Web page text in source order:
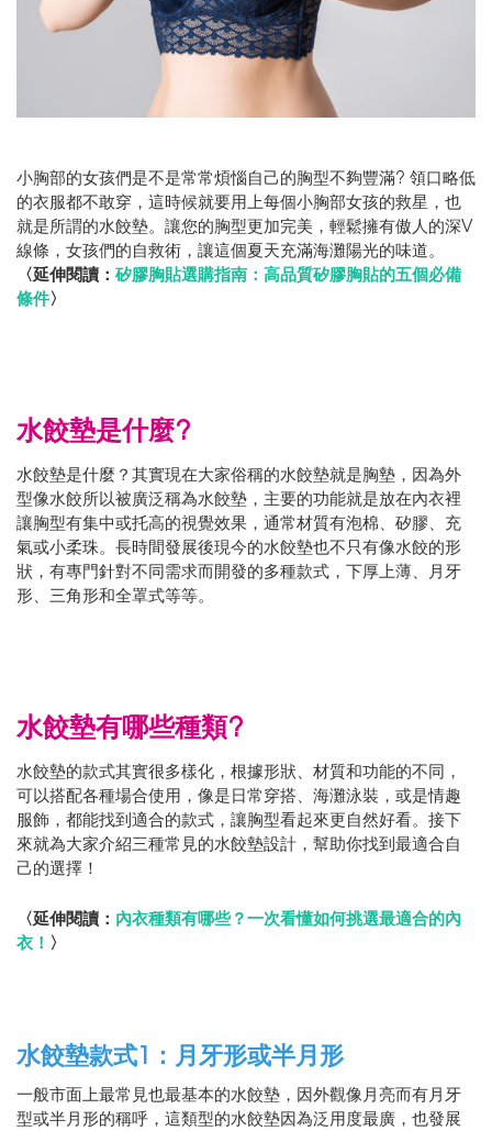
小胸部的女孩們是不是常常煩惱自己的胸型不夠豐滿? 領口略低
的衣服都不敢穿，這時候就要用上每個小胸部女孩的救星，也
就是所謂的水餃墊。讓您的胸型更加完美，輕鬆擁有傲人的深V
線條，女孩們的自救術，讓這個夏天充滿海灘陽光的味道。
〈延伸閱讀： 矽膠胸貼選購指南：高品質矽膠胸貼的五個必備
條件〉
水餃墊是什麼?
水餃墊是什麼？其實現在大家俗稱的水餃墊就是胸墊，因為外
型像水餃所以被廣泛稱為水餃墊，主要的功能就是放在內衣裡
讓胸型有集中或托高的視覺效果，通常材質有泡棉、矽膠、充
氣或小柔珠。長時間發展後現今的水餃墊也不只有像水餃的形
狀，有專門針對不同需求而開發的多種款式，下厚上薄、月牙
形、三角形和全罩式等等。
水餃墊有哪些種類?
水餃墊的款式其實很多樣化，根據形狀、材質和功能的不同，
可以搭配各種場合使用，像是日常穿搭、海灘泳裝，或是情趣
服飾，都能找到適合的款式，讓胸型看起來更自然好看。接下
來就為大家介紹三種常見的水餃墊設計，幫助你找到最適合自
己的選擇！
〈延伸閱讀： 內衣種類有哪些？一次看懂如何挑選最適合的內
衣！ 〉
水餃墊款式1：月牙形或半月形
一般市面上最常見也最基本的水餃墊，因外觀像月亮而有月牙
型或半月形的稱呼，這類型的水餃墊因為泛用度最廣，也發展